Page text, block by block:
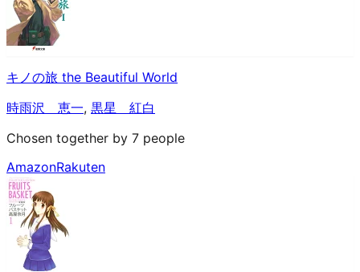
キノの旅 the Beautiful World
時雨沢 恵一, 黒星 紅白
Chosen together by 7 people
AmazonRakuten